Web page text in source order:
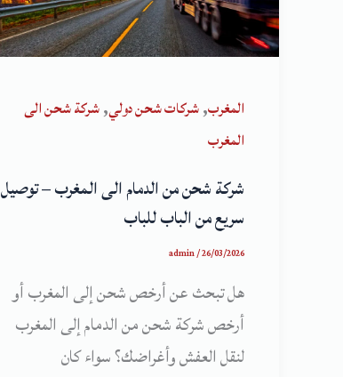
المغرب,شركات شحن دولي,شركة شحن الى
المغرب
شركة شحن من الدمام الى المغرب – توصيل
سريع من الباب للباب
admin/26/03/2026
هل تبحث عن أرخص شحن إلى المغرب أو
أرخص شركة شحن من الدمام إلى المغرب
لنقل العفش وأغراضك؟ سواء كان